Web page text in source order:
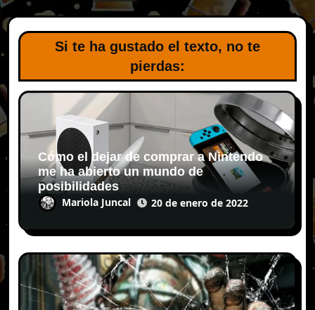
Si te ha gustado el texto, no te
pierdas:
Cómo el dejar de comprar a Nintendo
me ha abierto un mundo de
posibilidades
Mariola Juncal 20 de enero de 2022